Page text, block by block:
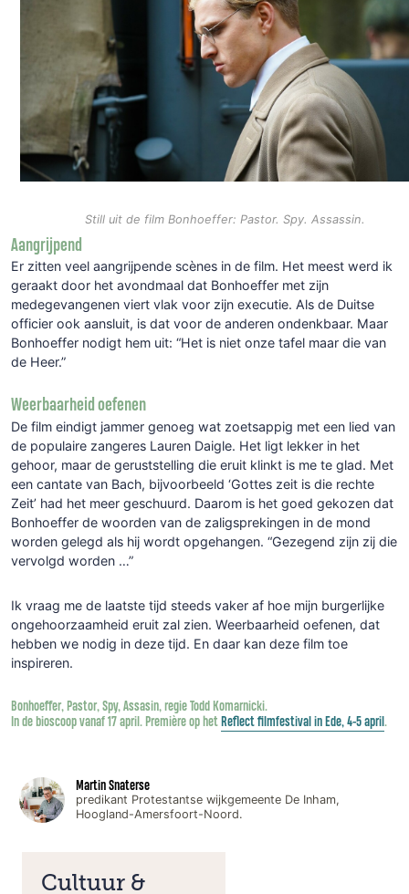
Still uit de film Bonhoeffer: Pastor. Spy. Assassin.
Aangrijpend
Er zitten veel aangrijpende scènes in de film. Het meest werd ik
geraakt door het avondmaal dat Bonhoeffer met zijn
medegevangenen viert vlak voor zijn executie. Als de Duitse
officier ook aansluit, is dat voor de anderen ondenkbaar. Maar
Bonhoeffer nodigt hem uit: “Het is niet onze tafel maar die van
de Heer.”
Weerbaarheid oefenen
De film eindigt jammer genoeg wat zoetsappig met een lied van
de populaire zangeres Lauren Daigle. Het ligt lekker in het
gehoor, maar de geruststelling die eruit klinkt is me te glad. Met
een cantate van Bach, bijvoorbeeld ‘Gottes zeit is die rechte
Zeit’ had het meer geschuurd. Daarom is het goed gekozen dat
Bonhoeffer de woorden van de zaligsprekingen in de mond
worden gelegd als hij wordt opgehangen. “Gezegend zijn zij die
vervolgd worden …”
Ik vraag me de laatste tijd steeds vaker af hoe mijn burgerlijke
ongehoorzaamheid eruit zal zien. Weerbaarheid oefenen, dat
hebben we nodig in deze tijd. En daar kan deze film toe
inspireren.
Bonhoeffer, Pastor, Spy, Assasin, regie Todd Komarnicki.
In de bioscoop vanaf 17 april. Première op hetReflect filmfestival in Ede, 4-5 april.
Martin Snaterse
predikant Protestantse wijkgemeente De Inham,
Hoogland-Amersfoort-Noord.
Cultuur &